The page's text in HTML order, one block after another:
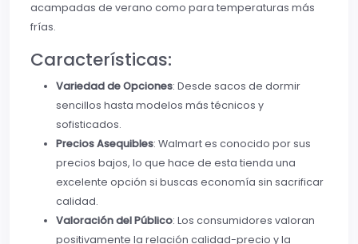
acampadas de verano como para temperaturas más
frías.
Características:
Variedad de Opciones: Desde sacos de dormir
sencillos hasta modelos más técnicos y
sofisticados.
Precios Asequibles: Walmart es conocido por sus
precios bajos, lo que hace de esta tienda una
excelente opción si buscas economía sin sacrificar
calidad.
Valoración del Público: Los consumidores valoran
positivamente la relación calidad-precio y la